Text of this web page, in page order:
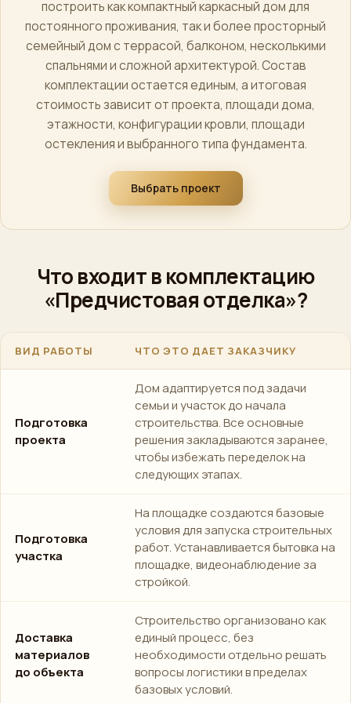
построить как компактный каркасный дом для
постоянного проживания, так и более просторный
семейный дом с террасой, балконом, несколькими
спальнями и сложной архитектурой. Состав
комплектации остается единым, а итоговая
стоимость зависит от проекта, площади дома,
этажности, конфигурации кровли, площади
остекления и выбранного типа фундамента.
Выбрать проект
Что входит в комплектацию
«Предчистовая отделка»?
ВИД РАБОТЫ ЧТО ЭТО ДАЕТ ЗАКАЗЧИКУ
Подготовка
проекта
Дом адаптируется под задачи
семьи и участок до начала
строительства. Все основные
решения закладываются заранее,
чтобы избежать переделок на
следующих этапах.
Подготовка
участка
На площадке создаются базовые
условия для запуска строительных
работ. Устанавливается бытовка на
площадке, видеонаблюдение за
стройкой.
Доставка
материалов
до объекта
Строительство организовано как
единый процесс, без
необходимости отдельно решать
вопросы логистики в пределах
базовых условий.